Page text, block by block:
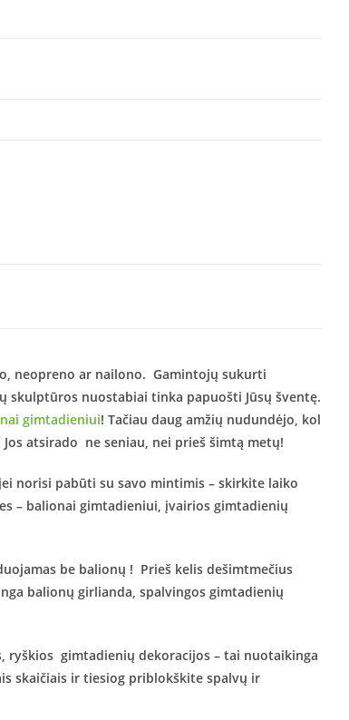
neopreno ar nailono. Gamintojų sukurti
nuostabiai tinka papuošti Jūsų šventę.
gimtadieniui! Tačiau daug amžių nudundėjo, kol
Jos atsirado ne seniau, nei prieš šimtą metų!
norisi pabūti su savo mintimis – skirkite laiko
– balionai gimtadieniui, įvairios gimtadienių
be balionų ! Prieš kelis dešimtmečius
balionų girlianda, spalvingos gimtadienių
ryškios gimtadienių dekoracijos – tai nuotaikinga
skaičiais ir tiesiog priblokškite spalvų ir